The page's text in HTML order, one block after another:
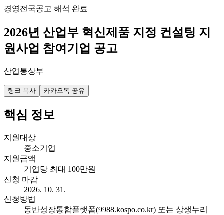
경영전국공고 해석 완료
2026년 산업부 혁신제품 지정 컨설팅 지
원사업 참여기업 공고
산업통상부
링크 복사 카카오톡 공유
핵심 정보
지원대상
중소기업
지원금액
기업당 최대 100만원
신청 마감
2026. 10. 31.
신청방법
동반성장통합플랫폼(9988.kospo.co.kr) 또는 상생누리